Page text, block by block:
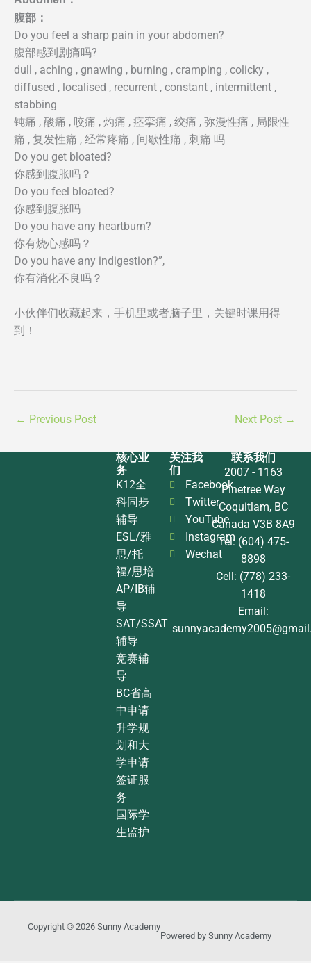
腹部：
Do you feel a sharp pain in your abdomen?
腹部感到剧痛吗?
dull , aching , gnawing , burning , cramping , colicky ,
diffused , localised , recurrent , constant , intermittent ,
stabbing
钝痛 , 酸痛 , 咬痛 , 灼痛 , 痉挛痛 , 绞痛 , 弥漫性痛 , 局限性
痛 , 复发性痛 , 经常疼痛 , 间歇性痛 , 刺痛 吗
Do you get bloated?
你感到腹胀吗？
Do you feel bloated?
你感到腹胀吗
Do you have any heartburn?
你有烧心感吗？
Do you have any indigestion?”,
你有消化不良吗？
小伙伴们收藏起来，手机里或者脑子里，关键时课用得
到！
← Previous Post Next Post →
核心业
务
K12全
科同步
辅导
ESL/雅
思/托
福/思培
AP/IB辅
导
SAT/SSAT
辅导
竞赛辅
导
BC省高
中申请
升学规
划和大
学申请
签证服
务
国际学
生监护
关注我
们
Facebook
Twitter
YouTube
Instagram
Wechat
联系我们
2007 - 1163
Pinetree Way
Coquitlam, BC
Canada V3B 8A9
Tel: (604) 475-
8898
Cell: (778) 233-
1418
Email:
Copyright © 2026 Sunny Academy
Powered by Sunny Academy